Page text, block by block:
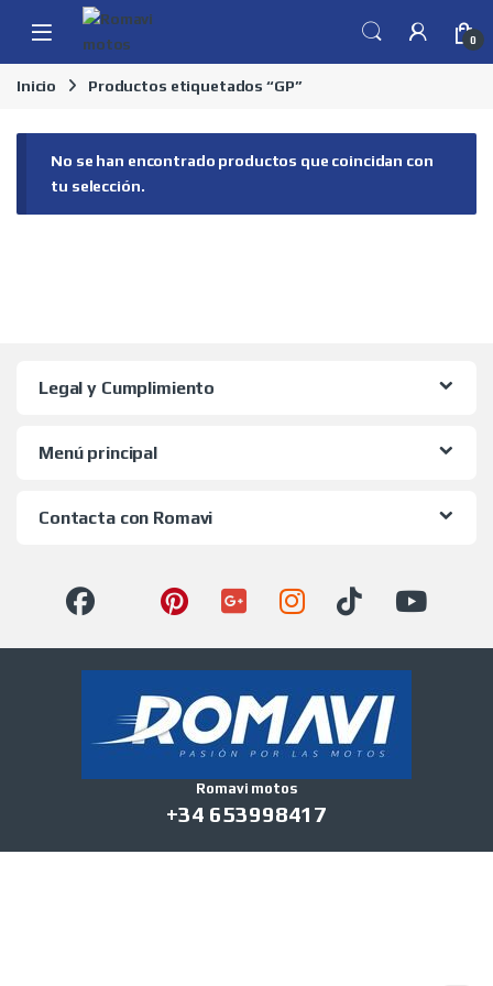
Skip to navigation
Skip to content
0
Inicio Productos etiquetados “GP”
No se han encontrado productos que coincidan con
tu selección.
Legal y Cumplimiento
Menú principal
Contacta con Romavi
Romavi motos
+34 653998417